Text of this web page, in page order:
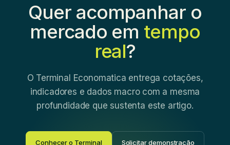
Quer acompanhar o
mercado em tempo
real?
O Terminal Economatica entrega cotações,
indicadores e dados macro com a mesma
profundidade que sustenta este artigo.
Conhecer o Terminal Solicitar demonstração